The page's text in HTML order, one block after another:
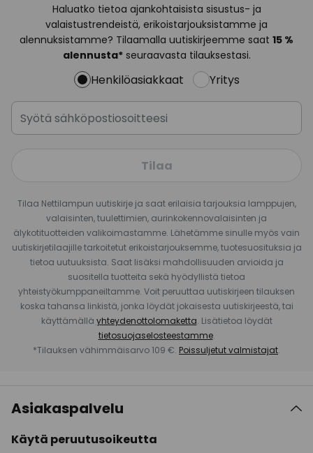
Haluatko tietoa ajankohtaisista sisustus- ja
valaistustrendeistä, erikoistarjouksistamme ja
alennuksistamme? Tilaamalla uutiskirjeemme saat 15 %
alennusta*seuraavasta tilauksestasi.
Henkilöasiakkaat Yritys
Tilaa
Tilaa Nettilampun uutiskirje ja saat erilaisia tarjouksia lamppujen,
valaisinten, tuulettimien, aurinkokennovalaisinten ja
älykotituotteiden valikoimastamme. Lähetämme sinulle myös vain
uutiskirjetilaajille tarkoitetut erikoistarjouksemme, tuotesuosituksia ja
tietoa uutuuksista. Saat lisäksi mahdollisuuden arvioida ja
suositella tuotteita sekä hyödyllistä tietoa
yhteistyökumppaneiltamme. Voit peruuttaa uutiskirjeen tilauksen
koska tahansa linkistä, jonka löydät jokaisesta uutiskirjeestä, tai
käyttämällä yhteydenottolomaketta. Lisätietoa löydät
tietosuojaselosteestamme.
*Tilauksen vähimmäisarvo 109 €. Poissuljetut valmistajat.
Asiakaspalvelu
Käytä peruutusoikeutta